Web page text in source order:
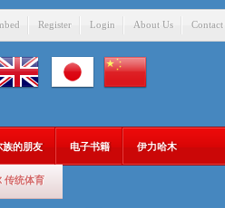
Register Login About Us Contact
族的朋友 电子书籍 伊力哈木
传统体育